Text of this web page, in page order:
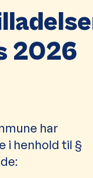
2026
har
i henhold til §